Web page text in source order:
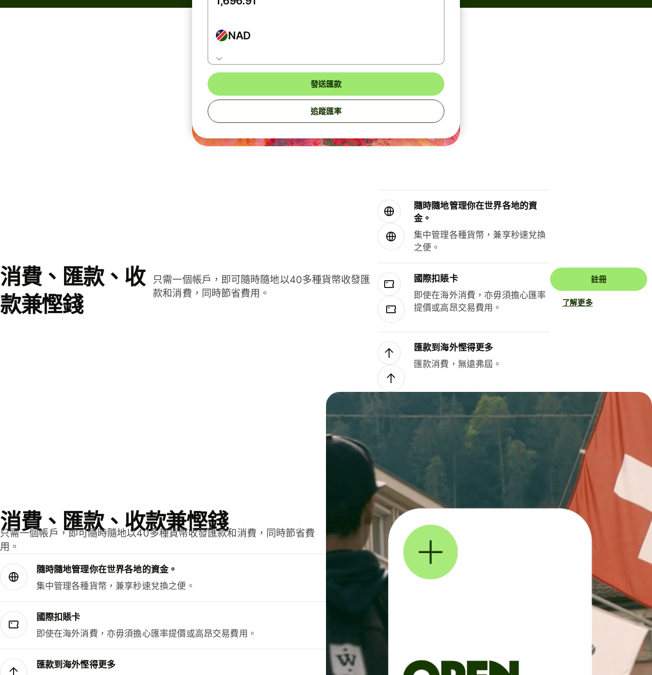
NAD
發送匯款
追蹤匯率
消費、匯款、收
款兼慳錢
只需一個帳戶，即可隨時隨地以40多種貨幣收發匯
款和消費，同時節省費用。
隨時隨地管理你在世界各地的資
金。
集中管理各種貨幣，兼享秒速兌換
之便。
國際扣賬卡
即使在海外消費，亦毋須擔心匯率
提價或高昂交易費用。
匯款到海外慳得更多
匯款消費，無遠弗屆。
註冊
了解更多
消費、匯款、收款兼慳錢
只需一個帳戶，即可隨時隨地以40多種貨幣收發匯款和消費，同時節省費
用。
隨時隨地管理你在世界各地的資金。
集中管理各種貨幣，兼享秒速兌換之便。
國際扣賬卡
即使在海外消費，亦毋須擔心匯率提價或高昂交易費用。
匯款到海外慳得更多